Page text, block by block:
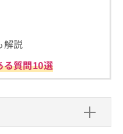
解説
る質問10選